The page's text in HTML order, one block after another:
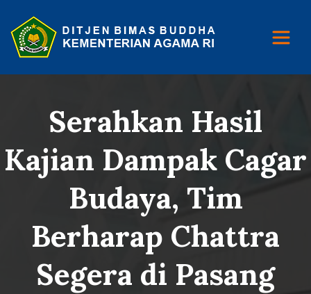
Serahkan Hasil
Kajian Dampak Cagar
Budaya, Tim
Berharap Chattra
Segera di Pasang